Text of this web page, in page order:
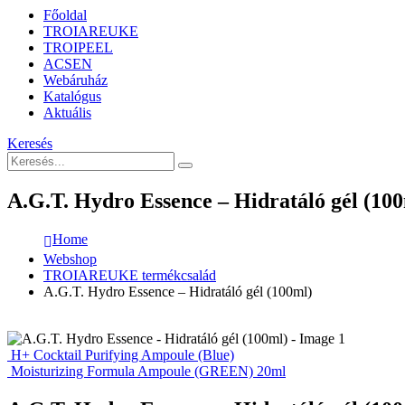
Főoldal
TROIAREUKE
TROIPEEL
ACSEN
Webáruház
Katalógus
Aktuális
Keresés
A.G.T. Hydro Essence – Hidratáló gél
Home
Webshop
TROIAREUKE termékcsalád
A.G.T. Hydro Essence – Hidratáló gél (100ml)
H+ Cocktail Purifying Ampoule (Blue)
Moisturizing Formula Ampoule (GREEN) 20ml